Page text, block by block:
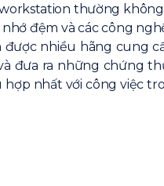
thường
đệm và các công
được nhiều hãng cung
đưa ra những chứng
nhất với công việc